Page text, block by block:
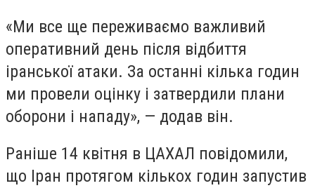
«Ми все ще переживаємо важливий
оперативний день після відбиття
іранської атаки. За останні кілька годин
ми провели оцінку і затвердили плани
оборони і нападу», — додав він.
Раніше 14 квітня в ЦАХАЛ повідомили,
що Іран протягом кількох годин запустив